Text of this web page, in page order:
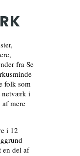
fra Se
folk som
netværk i
mere
i 12
en del af